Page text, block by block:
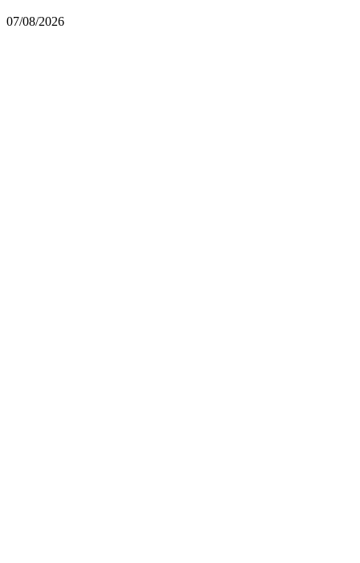
07/08/2026